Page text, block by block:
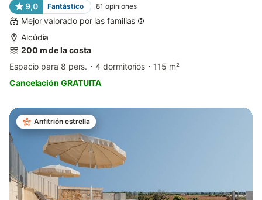
9,0 Fantástico 81 opiniones
Mejor valorado por las familias
Alcúdia
200 m de la costa
Espacio para 8 pers.
4 dormitorios
115 m²
Cancelación GRATUITA
Anfitrión estrella